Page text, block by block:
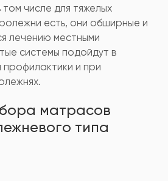
числе для тяжелых
есть, они обширные и
лечению местными
системы подойдут в
и при
матрасов
типа